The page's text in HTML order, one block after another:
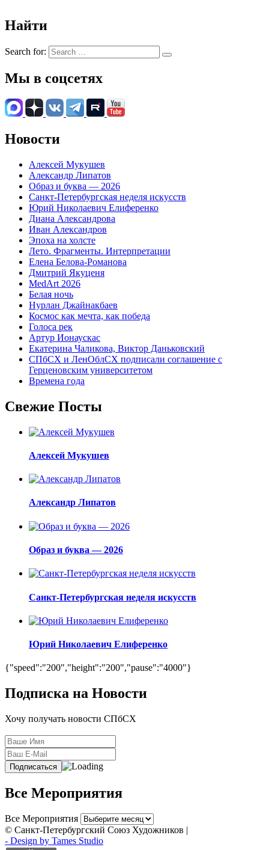
Найти
Search for:
Мы в соцсетях
Новости
Алексей Мукушев
Александр Липатов
Образ и буква — 2026
Санкт-Петербургская неделя искусств
Юрий Николаевич Елиференко
Диана Александрова
Иван Александров
Эпоха на холсте
Лето. Фрагменты. Интерпретации
Елена Белова-Романова
Дмитрий Якуценя
MedArt 2026
Белая ночь
Нурлан Джайнакбаев
Космос как мечта, как победа
Голоса рек
Артур Ионаускас
Екатерина Чаликова, Виктор Даньковский
СПбСХ и ЛенОблСХ подписали соглашение с
Герценовским университетом
Времена года
Свежие Посты
Алексей Мукушев
Александр Липатов
Образ и буква — 2026
Санкт-Петербургская неделя искусств
Юрий Николаевич Елиференко
{"speed":"200","height":"200","pause":"4000"}
Подписка на Новости
Хочу получать новости СПбСХ
Все Мероприятия
Все Мероприятия
© Санкт-Петербургский Союз Художников |
- Design by Tames Studio